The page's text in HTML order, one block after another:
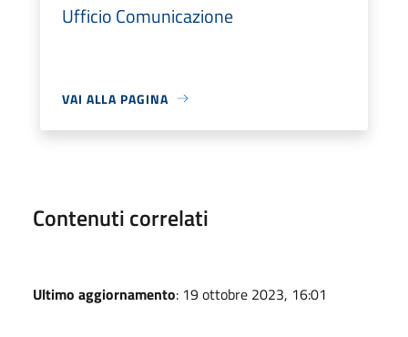
Ufficio Comunicazione
VAI ALLA PAGINA
Contenuti correlati
Ultimo aggiornamento: 19 ottobre 2023, 16:01